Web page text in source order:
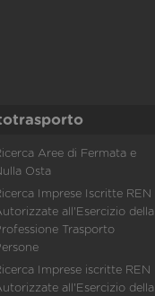
Aree di Fermata e
Osta
Imprese Iscritte REN
all'Esercizio della
Trasporto
Imprese iscritte REN
all'Esercizio della